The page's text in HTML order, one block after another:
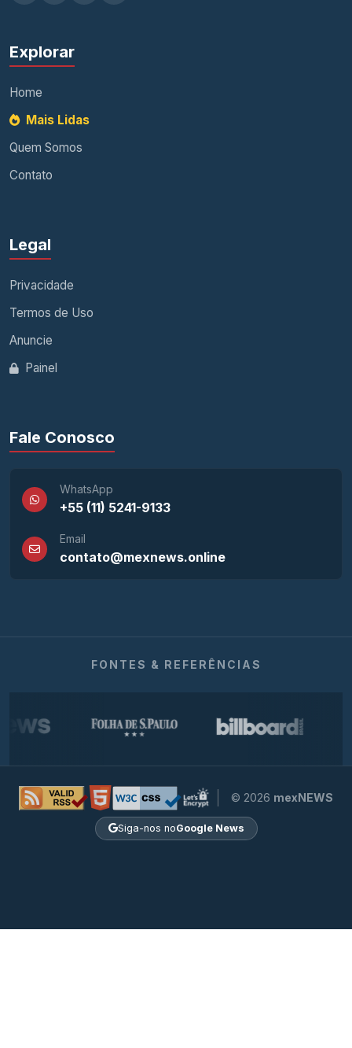
Explorar
Home
Mais Lidas
Quem Somos
Contato
Legal
Privacidade
Termos de Uso
Anuncie
Painel
Fale Conosco
WhatsApp
+55 (11) 5241-9133
Email
contato@mexnews.online
FONTES & REFERÊNCIAS
© 2026 mexNEWS
Siga-nos noGoogle News